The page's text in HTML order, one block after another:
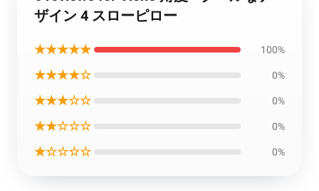
ザイン 4 スローピロー
★★★★★ 100%
★★★★☆ 0%
★★★☆☆ 0%
★★☆☆☆ 0%
★☆☆☆☆ 0%